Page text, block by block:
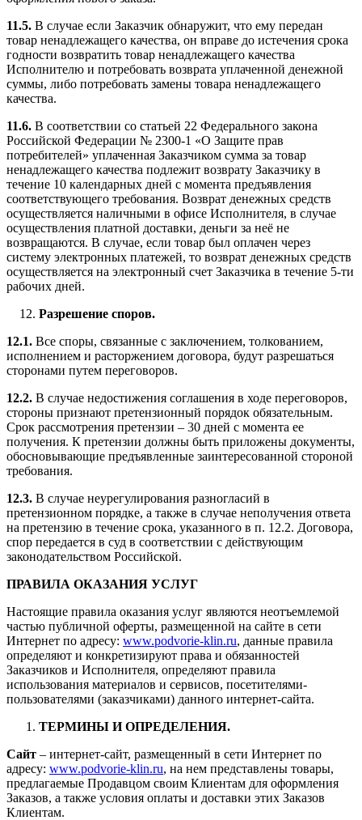
11.5. В случае если Заказчик обнаружит, что ему передан
товар ненадлежащего качества, он вправе до истечения срока
годности возвратить товар ненадлежащего качества
Исполнителю и потребовать возврата уплаченной денежной
суммы, либо потребовать замены товара ненадлежащего
качества.
11.6. В соответствии со статьей 22 Федерального закона
Российской Федерации № 2300-1 «О Защите прав
потребителей» уплаченная Заказчиком сумма за товар
ненадлежащего качества подлежит возврату Заказчику в
течение 10 календарных дней с момента предъявления
соответствующего требования. Возврат денежных средств
осуществляется наличными в офисе Исполнителя, в случае
осуществления платной доставки, деньги за неё не
возвращаются. В случае, если товар был оплачен через
систему электронных платежей, то возврат денежных средств
осуществляется на электронный счет Заказчика в течение 5-ти
рабочих дней.
Разрешение споров.
12.1. Все споры, связанные с заключением, толкованием,
исполнением и расторжением договора, будут разрешаться
сторонами путем переговоров.
12.2. В случае недостижения соглашения в ходе переговоров,
стороны признают претензионный порядок обязательным.
Срок рассмотрения претензии – 30 дней с момента ее
получения. К претензии должны быть приложены документы,
обосновывающие предъявленные заинтересованной стороной
требования.
12.3. В случае неурегулирования разногласий в
претензионном порядке, а также в случае неполучения ответа
на претензию в течение срока, указанного в п. 12.2. Договора,
спор передается в суд в соответствии с действующим
законодательством Российской.
ПРАВИЛА ОКАЗАНИЯ УСЛУГ
Настоящие правила оказания услуг являются неотъемлемой
частью публичной оферты, размещенной на сайте в сети
Интернет по адресу: www.podvorie-klin.ru, данные правила
определяют и конкретизируют права и обязанностей
Заказчиков и Исполнителя, определяют правила
использования материалов и сервисов, посетителями-
пользователями (заказчиками) данного интернет-сайта.
ТЕРМИНЫ И ОПРЕДЕЛЕНИЯ.
Сайт – интернет-сайт, размещенный в сети Интернет по
адресу: www.podvorie-klin.ru, на нем представлены товары,
предлагаемые Продавцом своим Клиентам для оформления
Заказов, а также условия оплаты и доставки этих Заказов
Клиентам.